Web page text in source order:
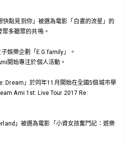
點見到你」被選為電影「白晝的流星」的
多聽眾的共鳴。
娛樂企劃「E.G.family」。
開始專注於個人活動。
Dream」於同年11月開始在全國5個城市舉
Ami 1st. Live Tour 2017 Re:
」被選為電影「小資女孩奮鬥記：遊樂